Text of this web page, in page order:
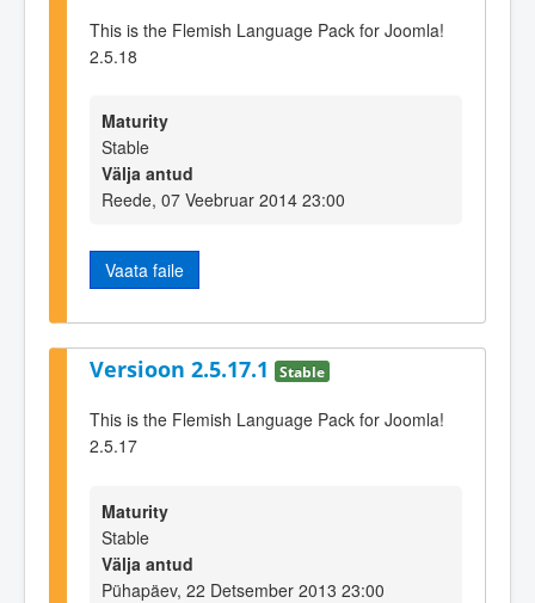
This is the Flemish Language Pack for Joomla!
2.5.18
Maturity
Stable
Välja antud
Reede, 07 Veebruar 2014 23:00
Vaata faile
Versioon 2.5.17.1 Stable
This is the Flemish Language Pack for Joomla!
2.5.17
Maturity
Stable
Välja antud
Pühapäev, 22 Detsember 2013 23:00